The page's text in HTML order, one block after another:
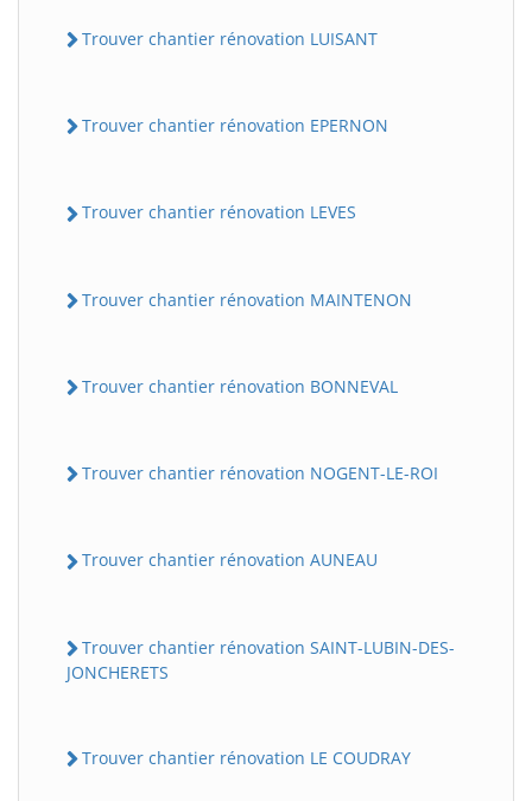
Trouver chantier rénovation LUISANT
Trouver chantier rénovation EPERNON
Trouver chantier rénovation LEVES
Trouver chantier rénovation MAINTENON
Trouver chantier rénovation BONNEVAL
Trouver chantier rénovation NOGENT-LE-ROI
Trouver chantier rénovation AUNEAU
Trouver chantier rénovation SAINT-LUBIN-DES-
JONCHERETS
Trouver chantier rénovation LE COUDRAY